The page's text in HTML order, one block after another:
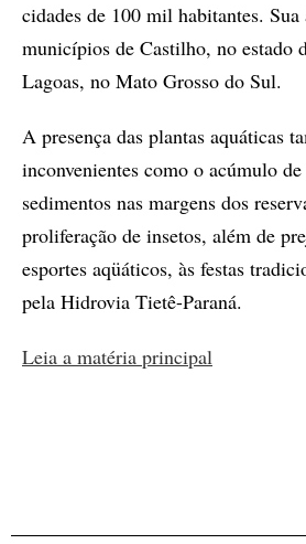
cidades de 100 mil habitantes. Sua
municípios de Castilho, no estado
Lagoas, no Mato Grosso do Sul.
A presença das plantas aquáticas
inconvenientes como o acúmulo
sedimentos nas margens dos
proliferação de insetos, além de
esportes aqüáticos, às festas
pela Hidrovia Tietê-Paraná.
Leia a matéria principal